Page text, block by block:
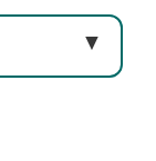
▼